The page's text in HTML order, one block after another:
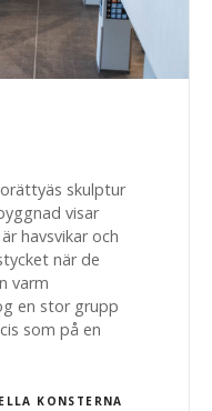
skulptur
visar
havsvikar och
när de
varm
en stor grupp
som på en
KONSTERNA